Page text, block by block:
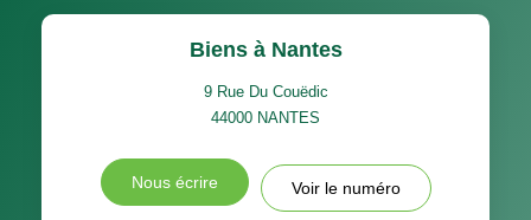
Biens à Nantes
9 Rue Du Couëdic
44000 NANTES
Nous écrire Voir le numéro